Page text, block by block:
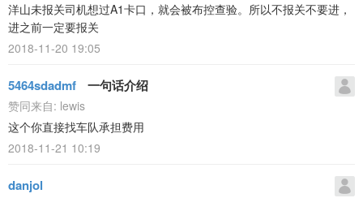
洋山未报关司机想过A1卡口，就会被布控查验。所以不报关不要进，
进之前一定要报关
2018-11-20 19:05
5464sdadmf 一句话介绍
赞同来自: lewis
这个你直接找车队承担费用
2018-11-21 10:19
danjol